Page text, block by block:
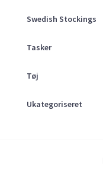
Swedish Stockings
Tasker
Tøj
Ukategoriseret